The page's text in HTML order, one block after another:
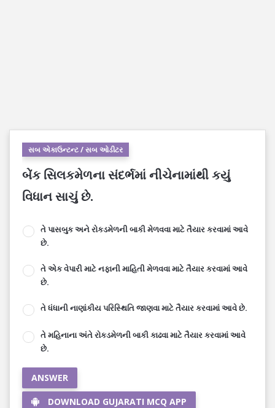
સબ એકાઉન્ટન્ટ / સબ ઓડીટર
બેંક સિલકમેળના સંદર્ભમાં નીચેનામાંથી કયું
વિધાન સાચું છે.
તે પાસબુક અને રોકડમેળની બાકી મેળવવા માટે તૈયાર કરવામાં આવે
છે.
તે એક વેપારી માટે નફાની માહિતી મેળવવા માટે તૈયાર કરવામાં આવે
છે.
તે ધંધાની નાણાંકીય પરિસ્થિતિ જાણવા માટે તૈયાર કરવામાં આવે છે.
તે મહિનાના અંતે રોકડમેળની બાકી કાઢવા માટે તૈયાર કરવામાં આવે
છે.
ANSWER
DOWNLOAD GUJARATI MCQ APP